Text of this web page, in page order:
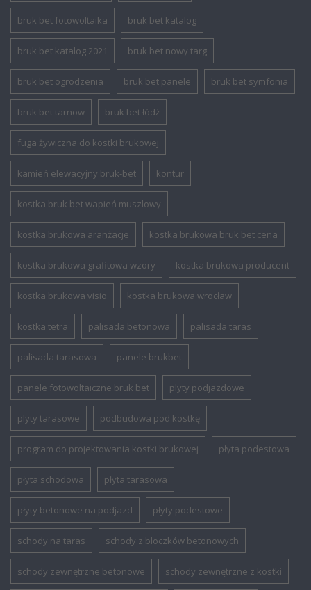
bruk bet fotowoltaika bruk bet katalog
bruk bet katalog 2021 bruk bet nowy targ
bruk bet ogrodzenia bruk bet panele bruk bet symfonia
bruk bet tarnow bruk bet łódź
fuga żywiczna do kostki brukowej
kamień elewacyjny bruk-bet kontur
kostka bruk bet wapień muszlowy
kostka brukowa aranżacje kostka brukowa bruk bet cena
kostka brukowa grafitowa wzory kostka brukowa producent
kostka brukowa visio kostka brukowa wrocław
kostka tetra palisada betonowa palisada taras
palisada tarasowa panele brukbet
panele fotowoltaiczne bruk bet plyty podjazdowe
plyty tarasowe podbudowa pod kostkę
program do projektowania kostki brukowej płyta podestowa
płyta schodowa płyta tarasowa
płyty betonowe na podjazd płyty podestowe
schody na taras schody z bloczków betonowych
schody zewnętrzne betonowe schody zewnętrzne z kostki